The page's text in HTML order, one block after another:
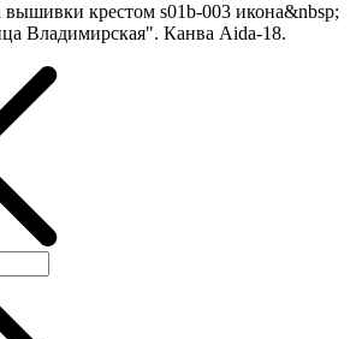
вышивки крестом s01b-003 икона&nbsp;
Владимирская". Канва Aida-18.